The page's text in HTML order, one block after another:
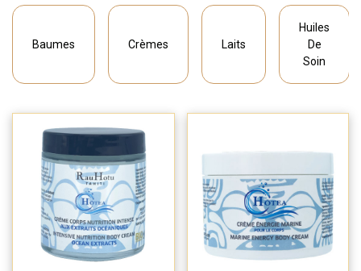
Baumes Crèmes Laits
Huiles
De
Soin